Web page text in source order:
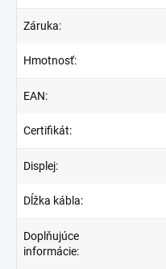
Záruka:
Hmotnosť:
EAN:
Certifikát:
Displej:
Dĺžka kábla:
Doplňujúce
informácie: